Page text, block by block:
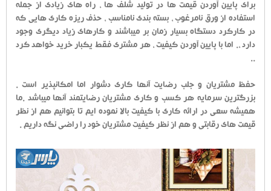
برای پایین آوردن قیمت ها در تولید شلف ها ، راه های زیادی از جمله
استفاده از ورق نامرغوب ، بسته بندی نامناسب ، حذف ریزه کاری هایی که
در کارکرد دستگاه بسیار زمان بر میباشند و کارهای زیاد دیگری وجود
دارد ،. اما با پایین آوردن کیفیت ، هر مشتری فقط یکبار خرید خواهد کرد
..
حفظ مشتریان و جلب رضایت آنها کاری دشوار اما امکانپذیر است .
بزرگترین سرمایه هر کسب و کاری مشتریان رضایتمند آنها میباشد .ما
همیشه سعی در ارائه کاری با کیفیت بالا نموده ایم تا بتوانیم هم از نظر
قیمت های رقابتی و هم از نظر کیفیت مشتریان خود را راضی نگه داریم .